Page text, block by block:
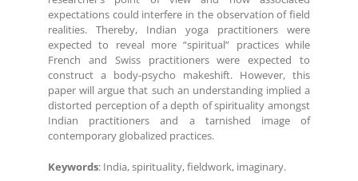
expectations could interfere in the observation of field
realities. Thereby, Indian yoga practitioners were
expected to reveal more “spiritual” practices while
French and Swiss practitioners were expected to
construct a body-psycho makeshift. However, this
paper will argue that such an understanding implied a
distorted perception of a depth of spirituality amongst
Indian practitioners and a tarnished image of
contemporary globalized practices.
Keywords: India, spirituality, fieldwork, imaginary.